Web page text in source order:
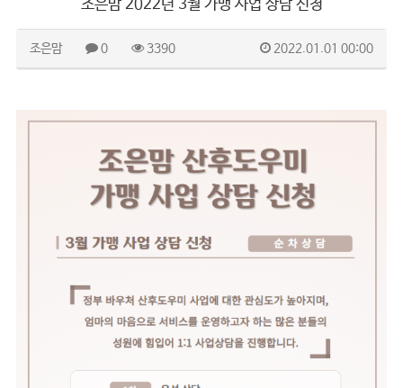
조은맘 2022년 3월 가맹 사업 상담 신청
조은맘 0 3390 2022.01.01 00:00